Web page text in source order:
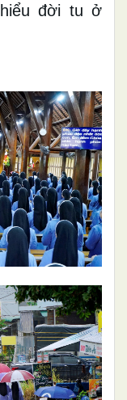
đời tu ở